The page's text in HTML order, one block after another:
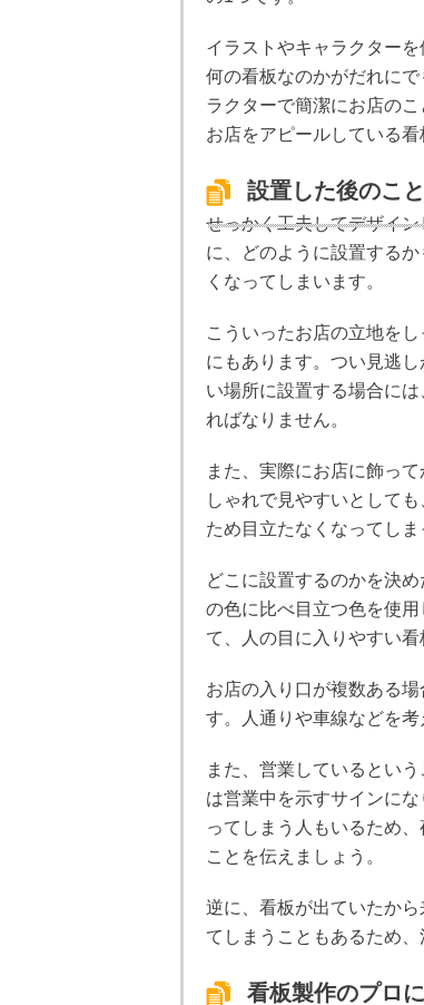
イラストやキャラクター
何の看板なのかがだれに
ラクターで簡潔にお店の
お店をアピールしている
設置した後のこ
せっかく工夫してデザイ
に、どのように設置する
くなってしまいます。
こういったお店の立地を
にもあります。つい見逃
い場所に設置する場合に
ればなりません。
また、実際にお店に飾っ
しゃれで見やすいとして
ため目立たなくなってしま
どこに設置するのかを決
の色に比べ目立つ色を使
て、人の目に入りやすい
お店の入り口が複数ある
す。人通りや車線などを考
また、営業しているとい
は営業中を示すサインに
ってしまう人もいるため
ことを伝えましょう。
逆に、看板が出ていたか
てしまうこともあるため、
看板製作のプロ